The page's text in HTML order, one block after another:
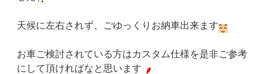
天候に左右されず、ごゆっくりお納車出来ます
お車ご検討されている方はカスタム仕様を是非ご参考
にして頂ければなと思います